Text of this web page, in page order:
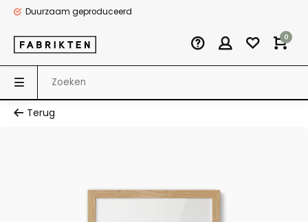
Duurzaam geproduceerd
0
Terug